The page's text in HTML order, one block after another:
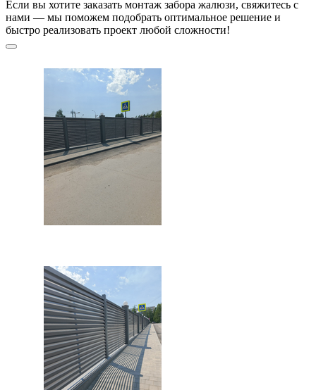
Если вы хотите заказать монтаж забора жалюзи, свяжитесь с
нами — мы поможем подобрать оптимальное решение и
быстро реализовать проект любой сложности!